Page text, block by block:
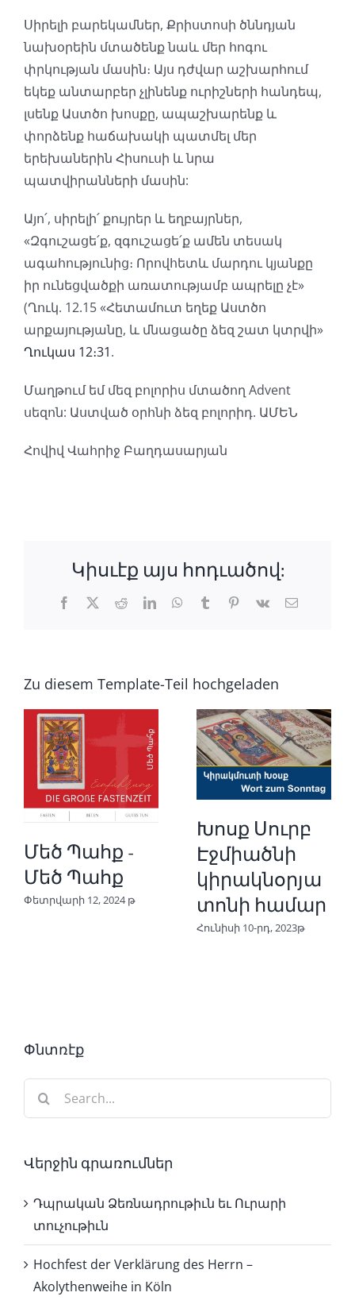
Սիրելի բարեկամներ, Քրիստոսի ծննդյան
նախօրեին մտածենք նաև մեր հոգու
փրկության մասին։ Այս դժվար աշխարհում
եկեք անտարբեր չլինենք ուրիշների հանդեպ,
լսենք Աստծո խոսքը, ապաշխարենք և
փորձենք հաճախակի պատմել մեր
երեխաներին Հիսուսի և նրա
պատվիրանների մասին:
Այո՛, սիրելի՛ քույրեր և եղբայրներ,
«Զգուշացե՛ք, զգուշացե՛ք ամեն տեսակ
ագահությունից։ Որովհետև մարդու կյանքը
իր ունեցվածքի առատությամբ ապրելը չէ»
(Ղուկ. 12.15 «Հետամուտ եղեք Աստծո
արքայությանը, և մնացածը ձեզ շատ կտրվի»
Ղուկաս 12։31.
Մաղթում եմ մեզ բոլորիս մտածող Advent
սեզոն: Աստված օրհնի ձեզ բոլորիդ. ԱՄԵՆ
Հովիվ Վահրիջ Բաղդասարյան
Կիսւէք այս հոդւածով:
Ֆեյսբուք
X RedditLinkedInWhatsapp
tumblrPinterestՎկ Email
Zu diesem Template-Teil hochgeladen
Մեծ Պահք -
Մեծ Պահք
Փետրվարի 12, 2024 թ
Խոսք Սուրբ
Էջմիածնի
կիրակնօրյա
տոնի համար
Հունիսի 10-րդ, 2023թ
Փնտռէք
Search
Վերջին գրառումներ
Դպրական Ձեռնադրութիւն եւ Ուրարի
տուչութիւն
Hochfest der Verklärung des Herrn –
Akolythenweihe in Köln